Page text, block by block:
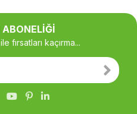
fırsatları kaçırma...